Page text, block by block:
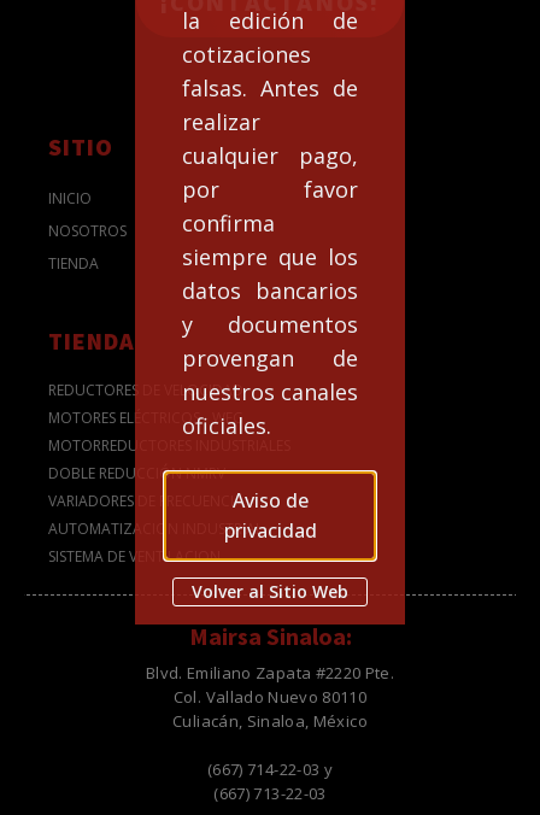
la edición de
cotizaciones
falsas. Antes de
realizar
cualquier pago,
por favor
confirma
siempre que los
datos bancarios
y documentos
provengan de
nuestros canales
oficiales.
Aviso de
privacidad
Volver al Sitio Web
SITIO
INICIO
NOSOTROS
TIENDA
TIENDA
REDUCTORES DE VELOCIDAD
MOTORES ELÉCTRICOS - WEG
MOTORREDUCTORES INDUSTRIALES
DOBLE REDUCCIÓN NMRV
VARIADORES DE FRECUENCIA
AUTOMATIZACION INDUSTRIAL
SISTEMA DE VENTILACION
Mairsa Sinaloa:
Blvd. Emiliano Zapata #2220 Pte.
Col. Vallado Nuevo 80110
Culiacán, Sinaloa, México
(667) 714-22-03 y
(667) 713-22-03